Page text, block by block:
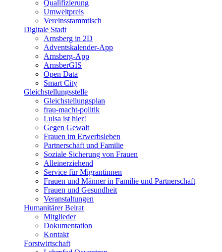
Qualifizierung
Umweltpreis
Vereinsstammtisch
Digitale Stadt
Arnsberg in 2D
Adventskalender-App
Arnsberg-App
ArnsberGIS
Open Data
Smart City
Gleichstellungsstelle
Gleichstellungsplan
frau-macht-politik
Luisa ist hier!
Gegen Gewalt
Frauen im Erwerbsleben
Partnerschaft und Familie
Soziale Sicherung von Frauen
Alleinerziehend
Service für Migrantinnen
Frauen und Männer in Familie und Partnerschaft
Frauen und Gesundheit
Veranstaltungen
Humanitärer Beirat
Mitglieder
Dokumentation
Kontakt
Forstwirtschaft